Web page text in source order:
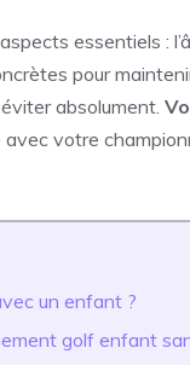
essentiels :
pour
absolument.
votre
un enfant ?
golf enfant